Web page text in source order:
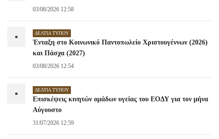
03/08/2026 12:58
• ΔΕΛΤΊΑ ΤΎΠΟΥ
Ένταξη στο Κοινωνικό Παντοπωλείο Χριστουγέννων (2026)
και Πάσχα (2027)
03/08/2026 12:54
• ΔΕΛΤΊΑ ΤΎΠΟΥ
Επισκέψεις κινητών ομάδων υγείας του ΕΟΔΥ για τον μήνα
Αύγουστο
31/07/2026 12:59